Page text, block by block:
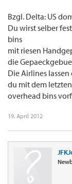
Bzgl. Delta: US
Du wirst selber
bins
mit riesen
die
Die Airlines
du mit dem
overhead bins
19. April 2012